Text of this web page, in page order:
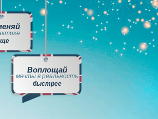
Воплощай
мечты в реальность
быстрее